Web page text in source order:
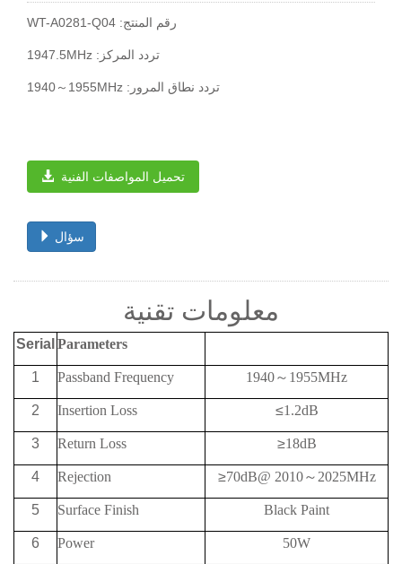
WT-A0281-Q04 :رقم المنتج
1947.5MHz :تردد المركز
1940～1955MHz :تردد نطاق المرور
تحميل المواصفات الفنية
سؤال
معلومات تقنية
Serial Parameters
1 Passband Frequency 1940～ 1955MHz
2 Insertion Loss ≤1.2dB
3 Return Loss ≥18dB
4 Rejection ≥70dB@ 2010～ 2025MHz
5 Surface Finish Black Paint
6 Power 50W